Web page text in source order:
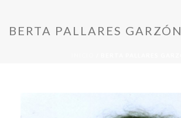
BERTA PALLARES GARZÓN